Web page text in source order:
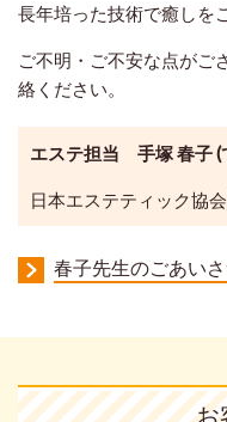
長年培った技術で癒しを
ご不明・ご不安な点がご
絡ください。
エステ担当 手塚 春子
日本エステティック協
春子先生のごあい
お